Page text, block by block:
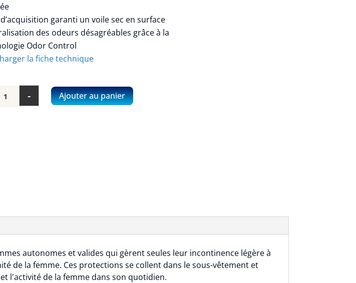
garanti un voile sec en surface
des odeurs désagréables grâce à la
Odor Control
la fiche technique
- Ajouter au panier
autonomes et valides qui gèrent seules leur incontinence légère à
de la femme. Ces protections se collent dans le sous-vêtement et
l'activité de la femme dans son quotidien.